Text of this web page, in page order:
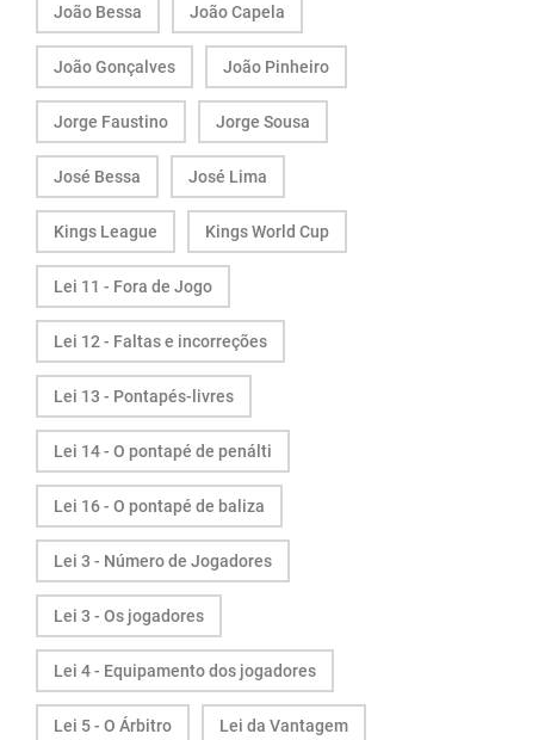
João Bessa João Capela
João Gonçalves João Pinheiro
Jorge Faustino Jorge Sousa
José Bessa José Lima
Kings League Kings World Cup
Lei 11 - Fora de Jogo
Lei 12 - Faltas e incorreções
Lei 13 - Pontapés-livres
Lei 14 - O pontapé de penálti
Lei 16 - O pontapé de baliza
Lei 3 - Número de Jogadores
Lei 3 - Os jogadores
Lei 4 - Equipamento dos jogadores
Lei 5 - O Árbitro Lei da Vantagem